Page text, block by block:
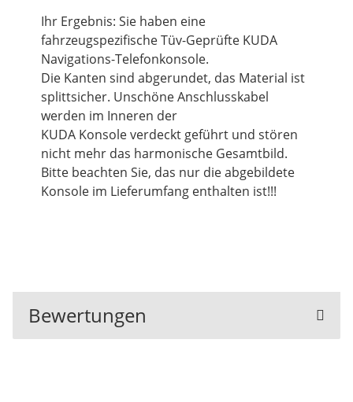
Ihr Ergebnis: Sie haben eine
fahrzeugspezifische Tüv-Geprüfte KUDA
Navigations-Telefonkonsole.
Die Kanten sind abgerundet, das Material ist
splittsicher. Unschöne Anschlusskabel
werden im Inneren der
KUDA Konsole verdeckt geführt und stören
nicht mehr das harmonische Gesamtbild.
Bitte beachten Sie, das nur die abgebildete
Konsole im Lieferumfang enthalten ist!!!
Bewertungen